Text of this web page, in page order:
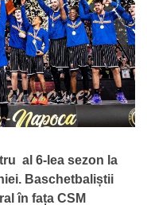
al 6-lea sezon la
Baschetbaliștii
în fața CSM